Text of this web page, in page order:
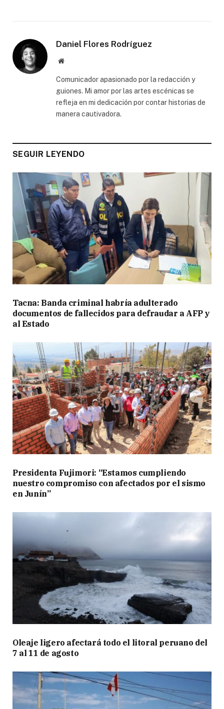
Daniel Flores Rodríguez
Website
Comunicador apasionado por la redacción y
guiones. Mi amor por las artes escénicas se
refleja en mi dedicación por contar historias de
manera cautivadora.
SEGUIR LEYENDO
Tacna: Banda criminal habría adulterado
documentos de fallecidos para defraudar a AFP y
al Estado
Presidenta Fujimori: “Estamos cumpliendo
nuestro compromiso con afectados por el sismo
en Junín”
Oleaje ligero afectará todo el litoral peruano del
7 al 11 de agosto